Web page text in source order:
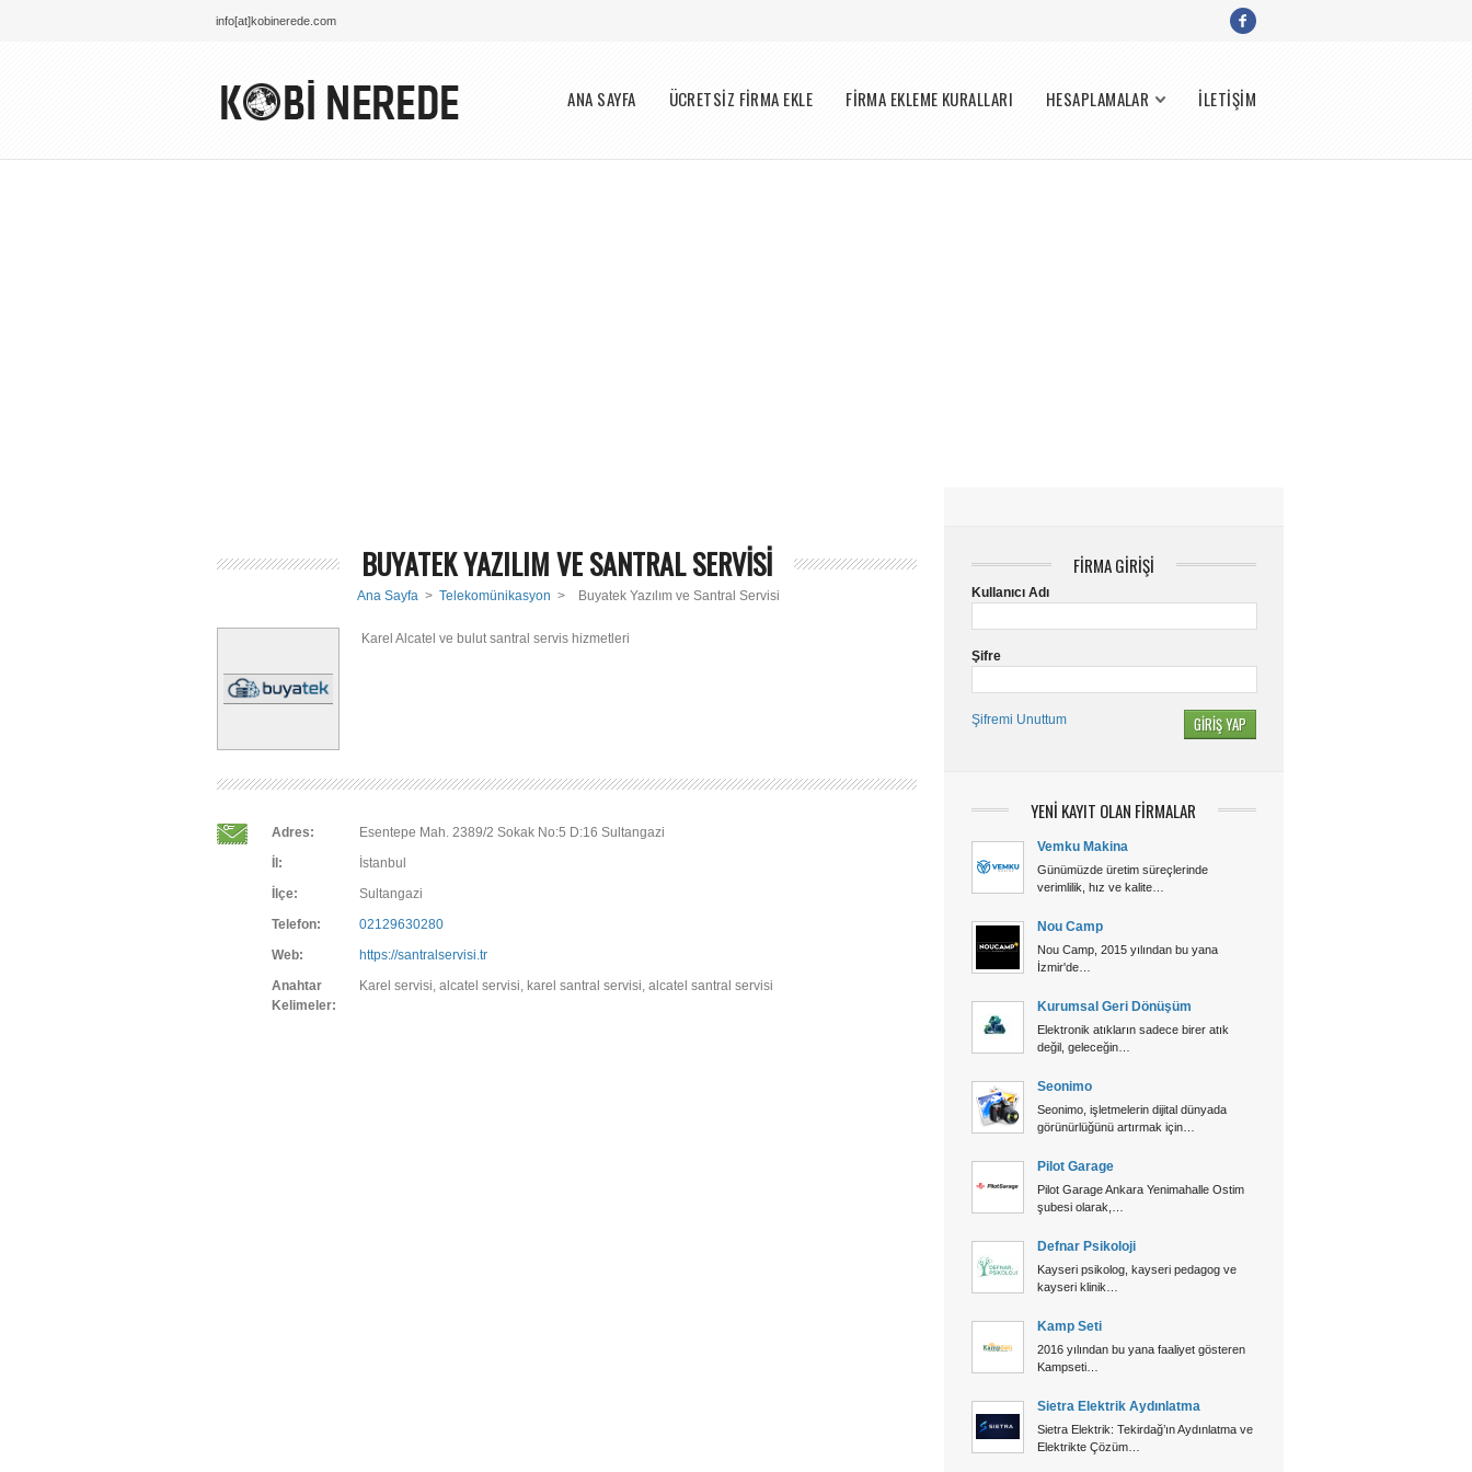
info[at]kobinerede.com
ANA SAYFA ÜCRETSİZ FİRMA EKLE FİRMA EKLEME KURALLARI HESAPLAMALAR İLETİŞİM
BUYATEK YAZILIM VE SANTRAL SERVİSİ
Ana Sayfa> Telekomünikasyon > Buyatek Yazılım ve Santral Servisi
Karel Alcatel ve bulut santral servis hizmetleri
Adres:
Esentepe Mah. 2389/2 Sokak No:5 D:16 Sultangazi
İl:
İstanbul
İlçe:
Sultangazi
Telefon:
02129630280
Web:
https://santralservisi.tr
Anahtar
Kelimeler:
Karel servisi, alcatel servisi, karel santral servisi, alcatel santral servisi
FİRMA GİRİŞİ
Kullanıcı Adı
Şifre
Şifremi Unuttum
YENİ KAYIT OLAN FİRMALAR
Vemku Makina
Günümüzde üretim süreçlerinde
verimlilik, hız ve kalite…
Nou Camp
Nou Camp, 2015 yılından bu yana
İzmir'de…
Kurumsal Geri Dönüşüm
Elektronik atıkların sadece birer atık
değil, geleceğin…
Seonimo
Seonimo, işletmelerin dijital dünyada
görünürlüğünü artırmak için…
Pilot Garage
Pilot Garage Ankara Yenimahalle Ostim
şubesi olarak,…
Defnar Psikoloji
Kayseri psikolog, kayseri pedagog ve
kayseri klinik…
Kamp Seti
2016 yılından bu yana faaliyet gösteren
Kampseti…
Sietra Elektrik Aydınlatma
Sietra Elektrik: Tekirdağ’ın Aydınlatma ve
Elektrikte Çözüm…